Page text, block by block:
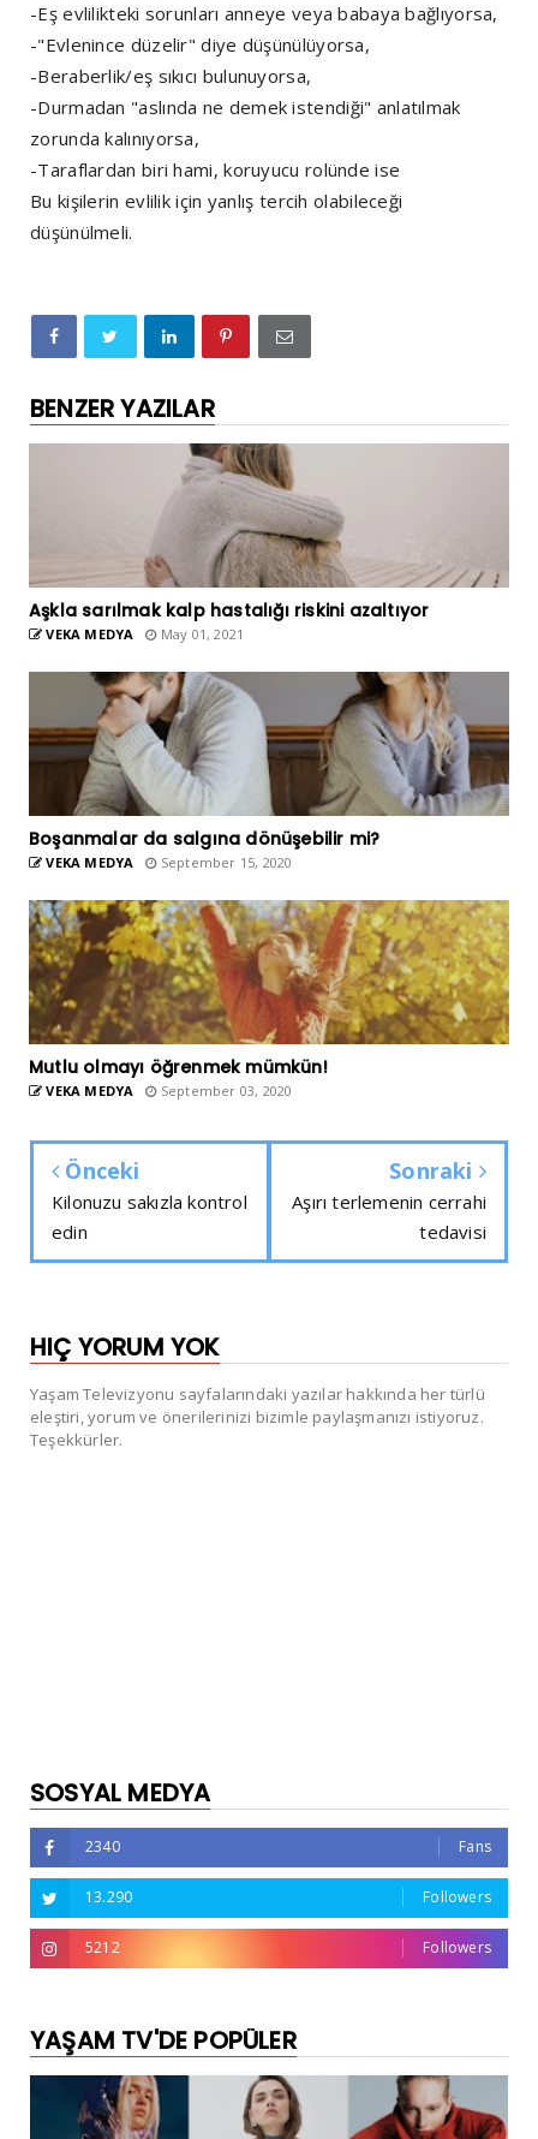
-Eş evlilikteki sorunları anneye veya babaya bağlıyorsa,
-"Evlenince düzelir" diye düşünülüyorsa,
-Beraberlik/eş sıkıcı bulunuyorsa,
-Durmadan "aslında ne demek istendiği" anlatılmak
zorunda kalınıyorsa,
-Taraflardan biri hami, koruyucu rolünde ise
Bu kişilerin evlilik için yanlış tercih olabileceği
düşünülmeli.
BENZER YAZILAR
Aşkla sarılmak kalp hastalığı riskini azaltıyor
VEKA MEDYA May 01, 2021
Boşanmalar da salgına dönüşebilir mi?
VEKA MEDYA September 15, 2020
Mutlu olmayı öğrenmek mümkün!
VEKA MEDYA September 03, 2020
Önceki
Kilonuzu sakızla kontrol
edin
Sonraki
Aşırı terlemenin cerrahi
tedavisi
HIÇ YORUM YOK
Yaşam Televizyonu sayfalarındaki yazılar hakkında her türlü
eleştiri, yorum ve önerilerinizi bizimle paylaşmanızı istiyoruz.
Teşekkürler.
SOSYAL MEDYA
2340 Fans
13.290 Followers
5212 Followers
YAŞAM TV'DE POPÜLER